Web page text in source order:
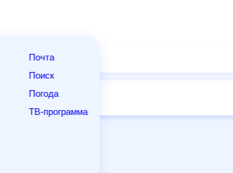
Почта
Поиск
Погода
ТВ-программа
Выходные